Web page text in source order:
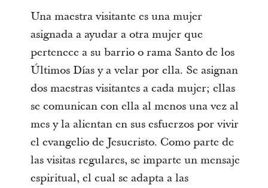
Una maestra visitante es una mujer
asignada a ayudar a otra mujer que
pertenece a su barrio o rama Santo de los
Últimos Días y a velar por ella. Se asignan
dos maestras visitantes a cada mujer; ellas
se comunican con ella al menos una vez al
mes y la alientan en sus esfuerzos por vivir
el evangelio de Jesucristo. Como parte de
las visitas regulares, se imparte un mensaje
espiritual, el cual se adapta a las